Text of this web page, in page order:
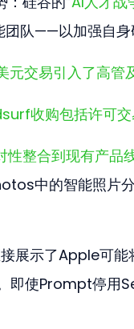
队——以加强自身
交易引入了高管
收购包括许可交
整合到现有产品
中的智能照片
示了Apple可能
即使Prompt停用